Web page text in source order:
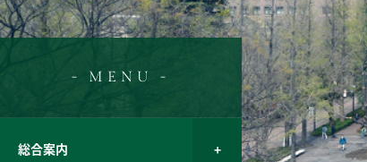
- MENU -
総合案内